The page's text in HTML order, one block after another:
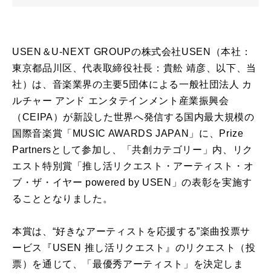
USEN＆U-NEXT GROUPの株式会社USEN（本社：
東京都品川区、代表取締役社長：貴舩 靖彦、以下、当
社）は、音楽業界の主要5団体による一般社団法⼈ カ
ルチャー アンド エンタテインメント産業振興会
（CEIPA）が新設した世界へ発信する国内最大規模の
国際音楽賞「MUSIC AWARDS JAPAN」に、Prize
Partnersとして参加し、「共創カテゴリー」内、リク
エスト特別賞「推し活リクエスト・アーティスト・オ
ブ・ザ・イヤー powered by USEN」の表彰を実施す
ることとなりました。
本賞は、“好きなアーティストを応援する”楽曲投票サ
ービス『USEN 推し活リクエスト』のリクエスト（投
票）を通じて、「最優秀アーティスト」を決定しま